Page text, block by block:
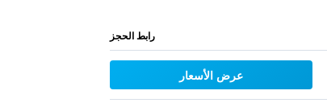
رابط الحجز
عرض الأسعار